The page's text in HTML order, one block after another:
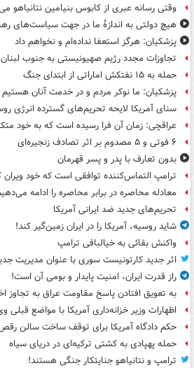
وقتی رسانه عبری از کابوس بنیامین نتانیاهو
هیچ دولتی به اندازۀ ما در جهت سیاست‌های
پزشکیان: هرگز استعفا نداده‌ام و نخواهم داد
تجاوزات مجدد رژیم صهیونیستی به جنوب لبنان
حمله به ۱۵ نفتکش‌ اماراتی از ابتدای جنگ
پزشکیان: ما نوکر مردم و در خدمت آنان هستیم
سنای آمریکا لایحه تحریم‌های گسترده انرژی
عراقچی: زمان آن فرا رسیده است که به خود
۶ فوتی و ۵ مصدوم بر اثر تصادف زنجیره‌ای
بدون تعارف با پدر و پسر قهرمان
ترامپ التماس‌کننده توافقی است که خود ویران
معادله محاصره در برابر محاصره را ادامه
تحریم‌های جدید ضد ایرانی آمریکا
شاید روسیه، آمریکا را در ایران زمین‌گیر کند!
واکنش بقائی به خیالبافی ترامپ
اثر جدید کارتونیست سوری با عنوان مدیریت
راز قدرت ایران، امنیت پایدار و بومی آن است!
به تعویق افتادن پاسخ مقاومت عراق به تجاوز
اظهارات وزیر خزانه‌داری آمریکا با مواضع
حکم دادگاه آمریکا برای توقف ساخت سالن
حمله پهپادی به کشتی ترکیه‌ای در دریای سیاه
ترامپ و نتانیاهو جنایتکار جنگی هستند!